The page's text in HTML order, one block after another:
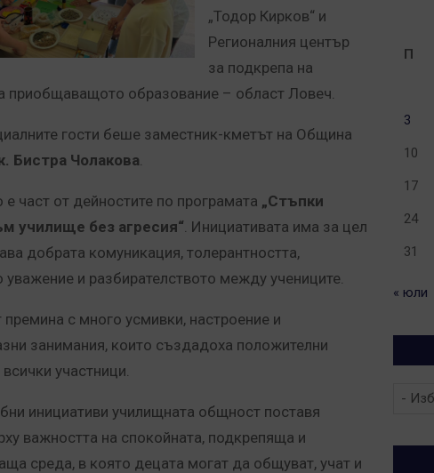
„Тодор Кирков“ и
Регионалния център
за подкрепа на
приобщаващото образование – област Ловеч.
гости беше заместник-кметът на Община
Бистра Чолакова.
е част от дейностите по програмата „Стъпки
училище без агресия“. Инициативата има за цел
добрата комуникация, толерантността,
уважение и разбирателството между учениците.
премина с много усмивки, настроение и
занимания, които създадоха положителни
участници.
инициативи училищната общност поставя
важността на спокойната, подкрепяща и
среда, в която децата могат да общуват, учат и
П
3
10
17
24
31
« юли
Архив